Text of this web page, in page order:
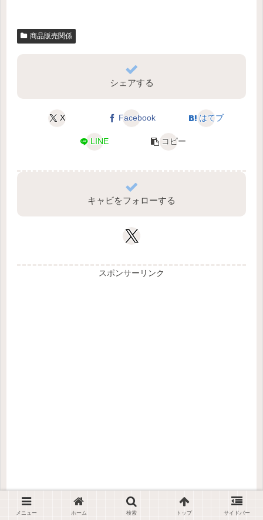
商品販売関係
シェアする
X Facebook はてブ
LINE コピー
キャビをフォローする
スポンサーリンク
メニュー ホーム 検索 トップ サイドバー